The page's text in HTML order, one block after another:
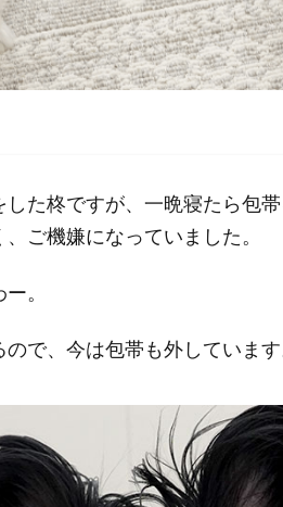
た柊ですが、一晩寝たら包
ご機嫌になっていました。
。
で、今は包帯も外しています